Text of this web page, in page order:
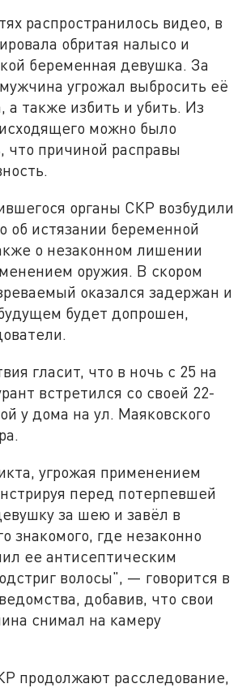
распространилось видео, в
обритая налысо и
беременная девушка. За
угрожал выбросить её
а также избить и убить. Из
можно было
что причиной расправы
органы СКР возбудили
об истязании беременной
о незаконном лишении
оружия. В скором
оказался задержан и
будет допрошен,
гласит, что в ночь с 25 на
встретился со своей 22-
у дома на ул. Маяковского
угрожая применением
перед потерпевшей
за шею и завёл в
знакомого, где незаконно
ее антисептическим
волосы", — говорится в
добавив, что свои
снимал на камеру
продолжают расследование,